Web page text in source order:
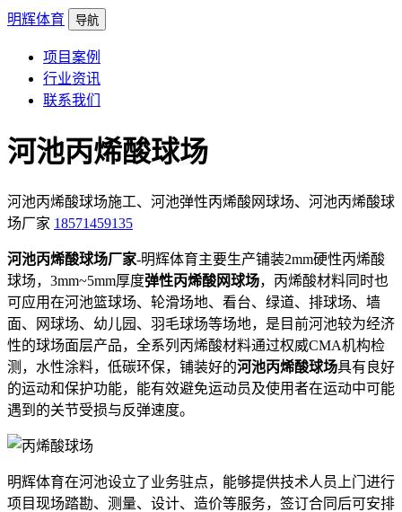
明辉体育 导航
项目案例
行业资讯
联系我们
河池丙烯酸球场
河池丙烯酸球场施工、河池弹性丙烯酸网球场、河池丙烯酸球
场厂家 18571459135
河池丙烯酸球场厂家-明辉体育主要生产铺装2mm硬性丙烯酸
球场，3mm~5mm厚度弹性丙烯酸网球场，丙烯酸材料同时也
可应用在河池篮球场、轮滑场地、看台、绿道、排球场、墙
面、网球场、幼儿园、羽毛球场等场地，是目前河池较为经济
性的球场面层产品，全系列丙烯酸材料通过权威CMA机构检
测，水性涂料，低碳环保，铺装好的河池丙烯酸球场具有良好
的运动和保护功能，能有效避免运动员及使用者在运动中可能
遇到的关节受损与反弹速度。
明辉体育在河池设立了业务驻点，能够提供技术人员上门进行
项目现场踏勘、测量、设计、造价等服务，签订合同后可安排